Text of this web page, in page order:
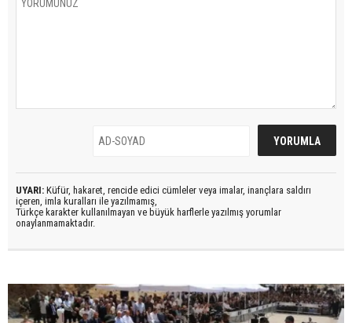
UYARI: Küfür, hakaret, rencide edici cümleler veya imalar, inançlara saldırı
içeren, imla kuralları ile yazılmamış,
Türkçe karakter kullanılmayan ve büyük harflerle yazılmış yorumlar
onaylanmamaktadır.